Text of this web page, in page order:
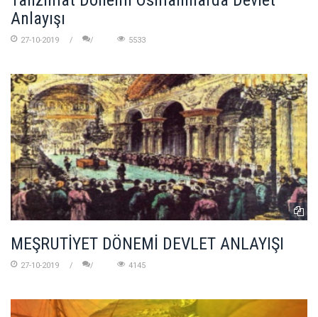
Anlayışı
27-10-2019 5533
MEŞRUTİYET DÖNEMİ DEVLET ANLAYIŞI
27-10-2019 4145